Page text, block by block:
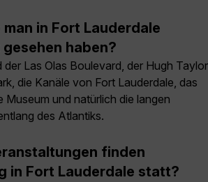
in Fort Lauderdale
haben?
der Las Olas Boulevard, der Hugh Taylor
die Kanäle von Fort Lauderdale, das
Museum und natürlich die langen
des Atlantiks.
finden
in Fort Lauderdale statt?